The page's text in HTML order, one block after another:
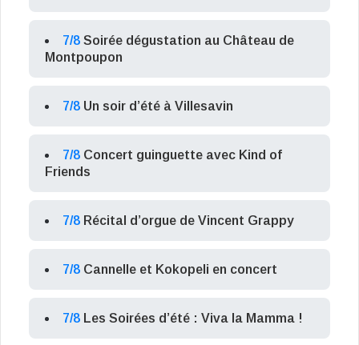
7/8 Soirée dégustation au Château de
Montpoupon
7/8 Un soir d’été à Villesavin
7/8 Concert guinguette avec Kind of
Friends
7/8 Récital d’orgue de Vincent Grappy
7/8 Cannelle et Kokopeli en concert
7/8 Les Soirées d’été : Viva la Mamma !